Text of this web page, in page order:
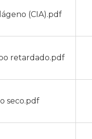
(CIA).pdf
retardado.pdf
seco.pdf